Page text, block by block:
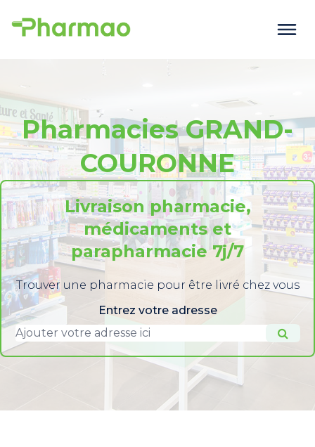
Pharmacies GRAND-
COURONNE
Livraison pharmacie,
médicaments et
parapharmacie 7j/7
Trouver une pharmacie pour être livré chez vous
Entrez votre adresse